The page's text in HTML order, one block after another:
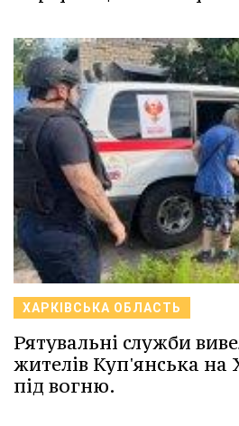
ХАРКІВСЬКА ОБЛАСТЬ
Рятувальні служби
жителів Куп'янська на
під вогню.